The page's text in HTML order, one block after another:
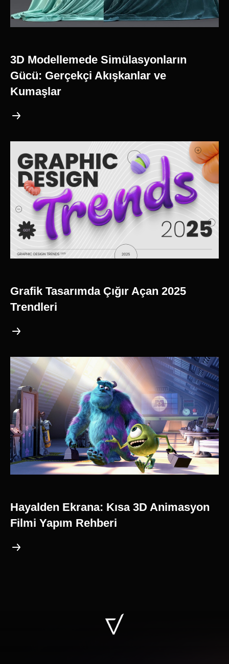
3D Modellemede Simülasyonların
Gücü: Gerçekçi Akışkanlar ve
Kumaşlar
Grafik Tasarımda Çığır Açan 2025
Trendleri
Hayalden Ekrana: Kısa 3D Animasyon
Filmi Yapım Rehberi